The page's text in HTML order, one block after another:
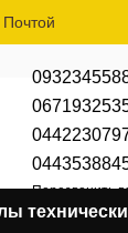
Перезвонить